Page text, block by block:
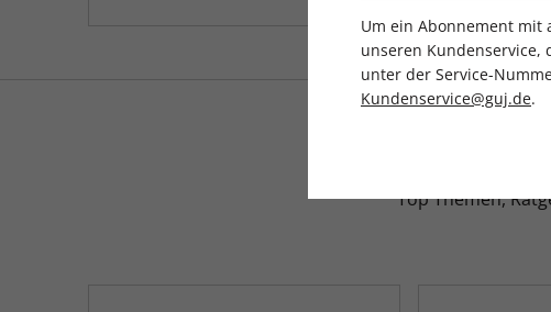
Top Themen,
Um ein Abonnement mit
unseren Kundenservice,
unter der Service-
Kundenservice@guj.de.